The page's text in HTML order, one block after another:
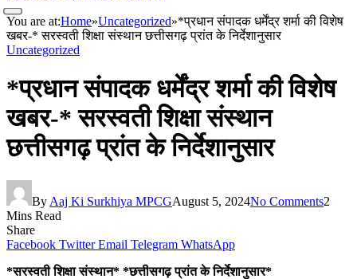
You are at:Home»Uncategorized»*प्रधान संपादक धर्मेंद्र शर्मा की विशेष
खबर-* सरस्वती शिक्षा संस्थान छत्तीसगढ़ प्रांत के निर्देशानुसार
Uncategorized
*प्रधान संपादक धर्मेंद्र शर्मा की विशेष
खबर-* सरस्वती शिक्षा संस्थान
छत्तीसगढ़ प्रांत के निर्देशानुसार
By Aaj Ki Surkhiya MPCGAugust 5, 2024No Comments2
Mins Read
Share
Facebook Twitter Email Telegram WhatsApp
*सरस्वती शिक्षा संस्थान* *छत्तीसगढ़ प्रांत के निर्देशानुसार*